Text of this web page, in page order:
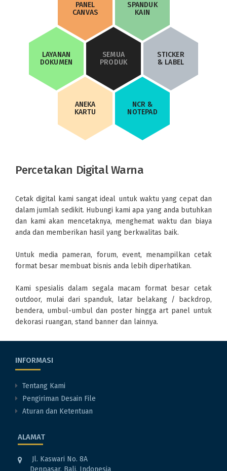
PANEL
CANVAS
SPANDUK
KAIN
LAYANAN
DOKUMEN
SEMUA
PRODUK
STICKER
& LABEL
ANEKA
KARTU
NCR &
NOTEPAD
Percetakan Digital Warna
Cetak digital kami sangat ideal untuk waktu yang cepat dan
dalam jumlah sedikit. Hubungi kami apa yang anda butuhkan
dan kami akan mencetaknya, menghemat waktu dan biaya
anda dan memberikan hasil yang berkwalitas baik.
Untuk media pameran, forum, event, menampilkan cetak
format besar membuat bisnis anda lebih diperhatikan.
Kami spesialis dalam segala macam format besar cetak
outdoor, mulai dari spanduk, latar belakang / backdrop,
bendera, umbul-umbul dan poster hingga art panel untuk
dekorasi ruangan, stand banner dan lainnya.
INFORMASI
Tentang Kami
Pengiriman Desain File
Aturan dan Ketentuan
ALAMAT
Jl. Kaswari No. 8A